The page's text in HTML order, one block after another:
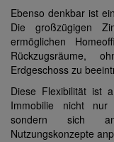
Ebenso denkbar ist
Die großzügigen
ermöglichen
Rückzugsräume,
Erdgeschoss zu
Diese Flexibilität ist
Immobilie nicht nur
sondern sich
Nutzungskonzepte